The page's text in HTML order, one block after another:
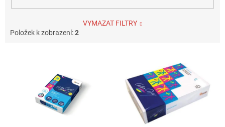
VYMAZAT FILTRY
Položek k zobrazení:2